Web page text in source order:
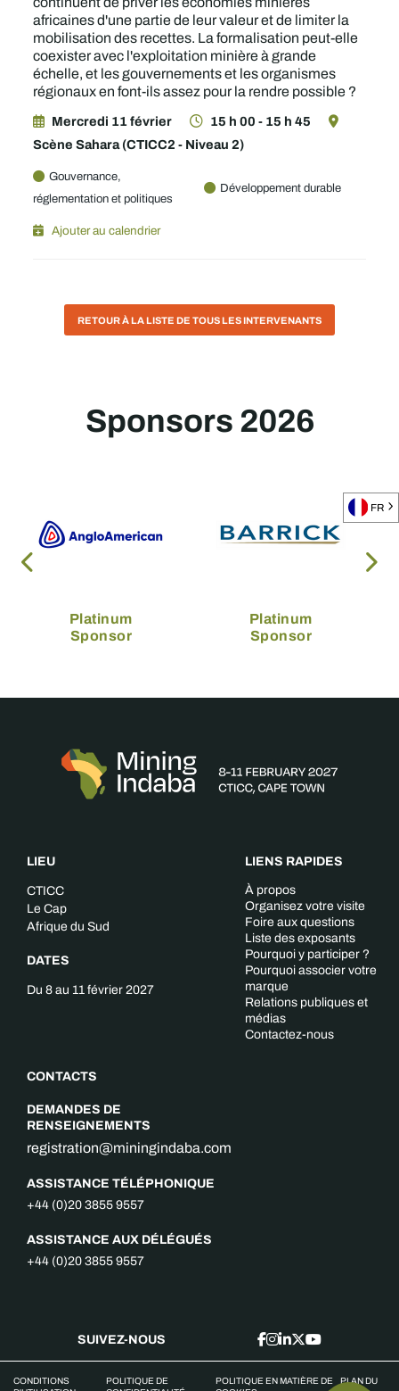
africaines d'une partie de leur valeur et de limiter la
mobilisation des recettes. La formalisation peut-elle
coexister avec l'exploitation minière à grande
échelle, et les gouvernements et les organismes
régionaux en font-ils assez pour la rendre possible ?
Mercredi 11 février
15 h 00 - 15 h 45
Scène Sahara (CTICC2 - Niveau 2)
Gouvernance,
réglementation et politiques
Développement durable
Ajouter au calendrier
RETOUR À LA LISTE DE TOUS LES INTERVENANTS
Sponsors 2026
Platinum
Sponsor
Platinum
Sponsor
LIEU
CTICC
Le Cap
Afrique du Sud
DATES
Du 8 au 11 février 2027
CONTACTS
DEMANDES DE
RENSEIGNEMENTS
registration@miningindaba.com
ASSISTANCE TÉLÉPHONIQUE
+44 (0)20 3855 9557
ASSISTANCE AUX DÉLÉGUÉS
+44 (0)20 3855 9557
LIENS RAPIDES
À propos
Organisez votre visite
Foire aux questions
Liste des exposants
Pourquoi y participer ?
Pourquoi associer votre
marque
Relations publiques et
médias
Contactez-nous
SUIVEZ-NOUS
CONDITIONS
POLITIQUE DE
POLITIQUE EN MATIÈRE DE PLAN DU
FR